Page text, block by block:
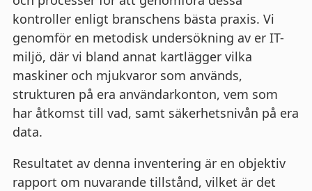
kontroller enligt branschens bästa praxis. Vi
genomför en metodisk undersökning av er IT-
miljö, där vi bland annat kartlägger vilka
maskiner och mjukvaror som används,
strukturen på era användarkonton, vem som
har åtkomst till vad, samt säkerhetsnivån på era
data.
Resultatet av denna inventering är en objektiv
rapport om nuvarande tillstånd, vilket är det